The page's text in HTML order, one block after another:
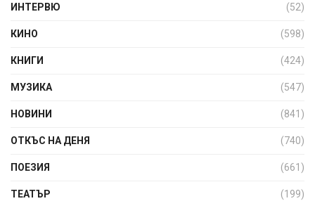
ИНТЕРВЮ (52)
КИНО (598)
КНИГИ (424)
МУЗИКА (547)
НОВИНИ (841)
ОТКЪС НА ДЕНЯ (740)
ПОЕЗИЯ (661)
ТЕАТЪР (199)